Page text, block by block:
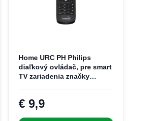
Home URC PH Philips
diaľkový ovládač, pre smart
TV zariadenia značky
€ 9,9